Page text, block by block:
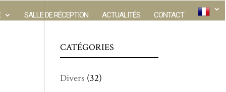
SALLE DE RÉCEPTION ACTUALITÉS CONTACT
CATÉGORIES
Divers (32)